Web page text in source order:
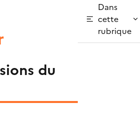
du
Dans
cette
rubrique